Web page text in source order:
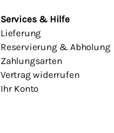
Services & Hilfe
Lieferung
Reservierung & Abholung
Zahlungsarten
Vertrag widerrufen
Ihr Konto